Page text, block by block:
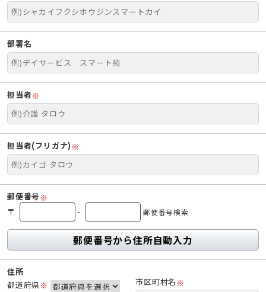
部署名
担当者※
担当者(フリガナ) ※
郵便番号 ※
〒
- 郵便番号検索
郵便番号から住所自動入力
住所
都道府県※ 市区町村名 ※